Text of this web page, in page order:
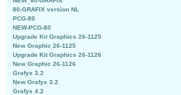
80-GRAFIX version NL
PCG-80
NEW-PCG-80
Upgrade Kit Graphics 26-1125
New Graphic 26-1125
Upgrade Kit Graphics 26-1126
New Graphic 26-1126
Grafyx 3.2
New Grafyx 3.2
Grafyx 4.2